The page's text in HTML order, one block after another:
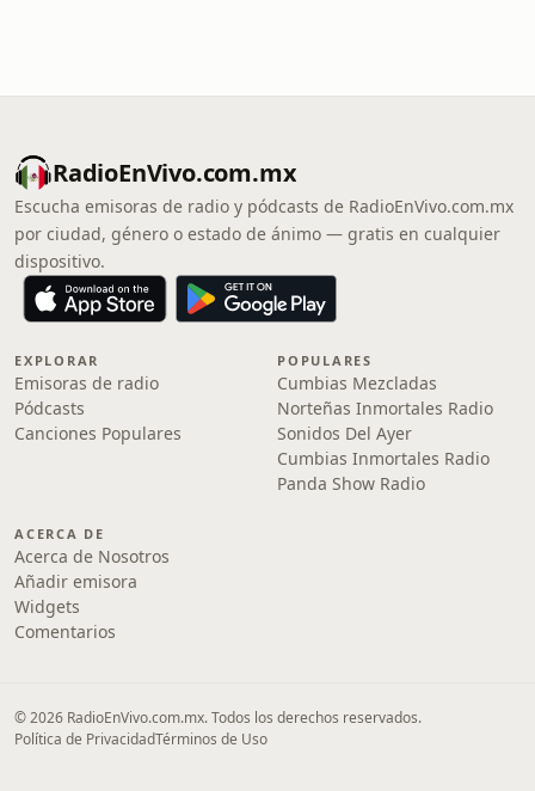
RadioEnVivo.com.mx
Escucha emisoras de radio y pódcasts de RadioEnVivo.com.mx
por ciudad, género o estado de ánimo — gratis en cualquier
dispositivo.
EXPLORAR
Emisoras de radio
Pódcasts
Canciones Populares
POPULARES
Cumbias Mezcladas
Norteñas Inmortales Radio
Sonidos Del Ayer
Cumbias Inmortales Radio
Panda Show Radio
ACERCA DE
Acerca de Nosotros
Añadir emisora
Widgets
Comentarios
© 2026 RadioEnVivo.com.mx. Todos los derechos reservados.
Política de PrivacidadTérminos de Uso